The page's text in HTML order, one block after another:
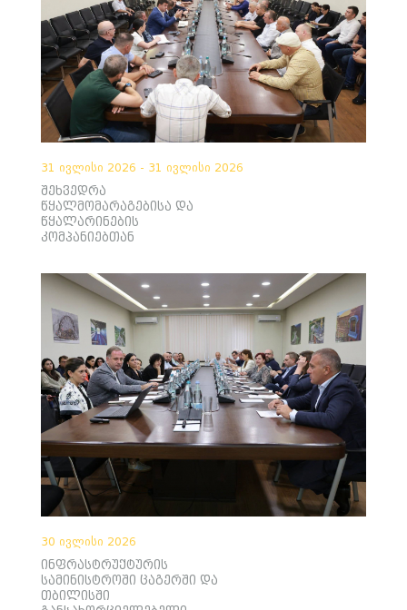
31 ივლისი 2026 - 31 ივლისი 2026
შეხვედრა
წყალმომარაგებისა და
წყალარინების
კომპანიებთან
30 ივლისი 2026
ინფრასტრუქტურის
სამინისტროში ცაგერში და
თბილისში